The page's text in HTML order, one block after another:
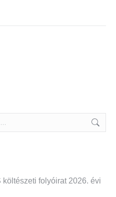
folyóirat 2026. évi